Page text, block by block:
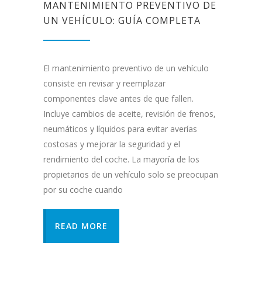
MANTENIMIENTO PREVENTIVO DE
UN VEHÍCULO: GUÍA COMPLETA
El mantenimiento preventivo de un vehículo
consiste en revisar y reemplazar
componentes clave antes de que fallen.
Incluye cambios de aceite, revisión de frenos,
neumáticos y líquidos para evitar averías
costosas y mejorar la seguridad y el
rendimiento del coche. La mayoría de los
propietarios de un vehículo solo se preocupan
por su coche cuando
READ MORE